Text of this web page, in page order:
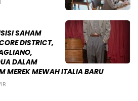
SAHAM
DISTRICT,
DALAM
MEREK MEWAH ITALIA BARU